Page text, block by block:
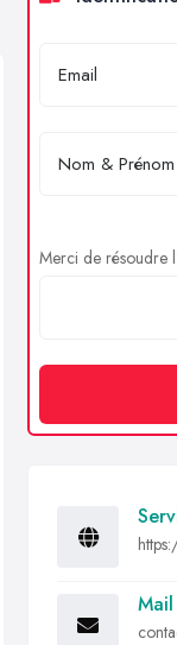
Merci de résoudre
Mail